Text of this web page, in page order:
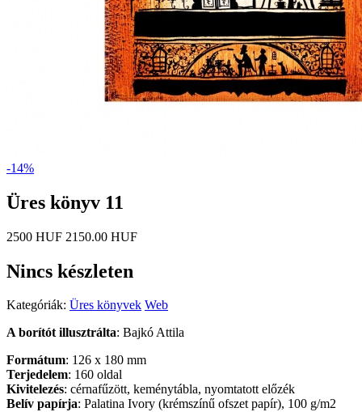
-14%
Üres könyv 11
2500 HUF 2150.00 HUF
Nincs készleten
Kategóriák: Üres könyvek Web
A borítót illusztrálta: Bajkó Attila
Formátum: 126 x 180 mm
Terjedelem: 160 oldal
Kivitelezés: cérnafűzött, keménytábla, nyomtatott előzék
Belív papírja: Palatina Ivory (krémszínű ofszet papír), 100 g/m2